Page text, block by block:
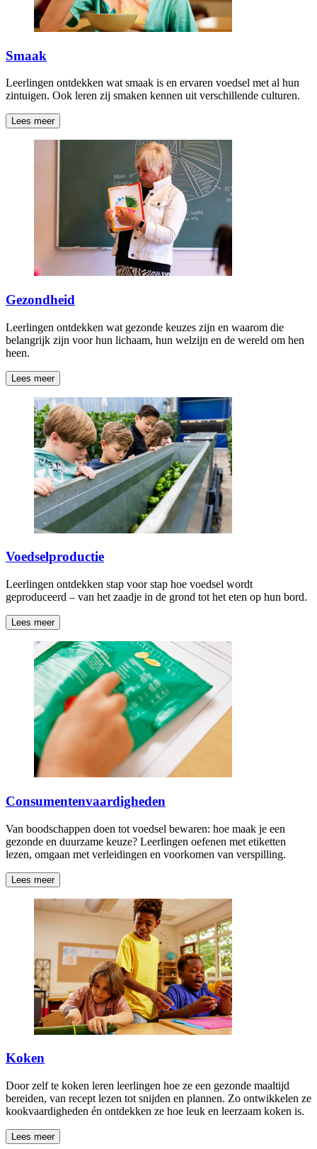
Smaak
Leerlingen ontdekken wat smaak is en ervaren voedsel met al hun
zintuigen. Ook leren zij smaken kennen uit verschillende culturen.
Lees meer
Gezondheid
Leerlingen ontdekken wat gezonde keuzes zijn en waarom die
belangrijk zijn voor hun lichaam, hun welzijn en de wereld om hen
heen.
Lees meer
Voedselproductie
Leerlingen ontdekken stap voor stap hoe voedsel wordt
geproduceerd – van het zaadje in de grond tot het eten op hun bord.
Lees meer
Consumentenvaardigheden
Van boodschappen doen tot voedsel bewaren: hoe maak je een
gezonde en duurzame keuze? Leerlingen oefenen met etiketten
lezen, omgaan met verleidingen en voorkomen van verspilling.
Lees meer
Koken
Door zelf te koken leren leerlingen hoe ze een gezonde maaltijd
bereiden, van recept lezen tot snijden en plannen. Zo ontwikkelen ze
kookvaardigheden én ontdekken ze hoe leuk en leerzaam koken is.
Lees meer